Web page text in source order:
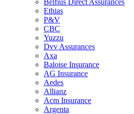
Belfius Direct Assurances
Ethias
P&V
CBC
Yuzzu
Dvv Assurances
Axa
Baloise Insurance
AG Insurance
Aedes
Allianz
Acm Insurance
Argenta